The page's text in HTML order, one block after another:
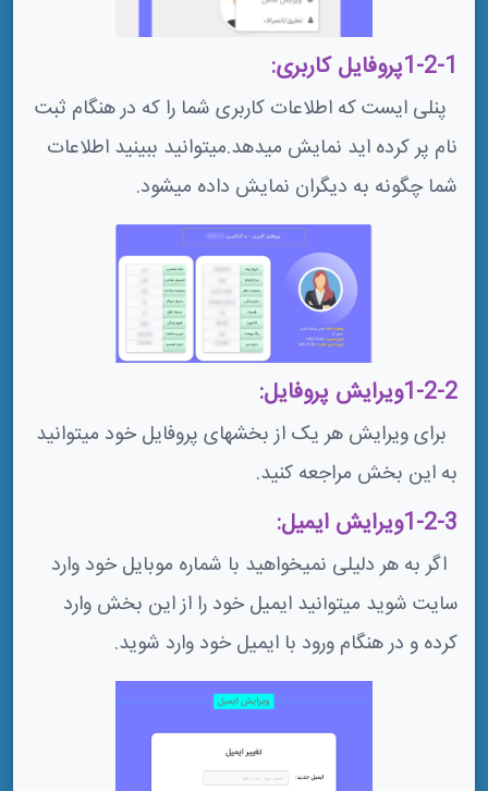
1-2-1پروفایل کاربری:
پنلی ایست که اطلاعات کاربری شما را که در هنگام ثبت
نام پر کرده اید نمایش میدهد.میتوانید ببینید اطلاعات
شما چگونه به دیگران نمایش داده میشود.
1-2-2ویرایش پروفایل:
برای ویرایش هر یک از بخشهای پروفایل خود میتوانید
به این بخش مراجعه کنید.
1-2-3ویرایش ایمیل:
اگر به هر دلیلی نمیخواهید با شماره موبایل خود وارد
سایت شوید میتوانید ایمیل خود را از این بخش وارد
کرده و در هنگام ورود با ایمیل خود وارد شوید.